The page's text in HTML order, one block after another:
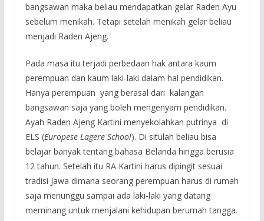
bangsawan maka beliau mendapatkan gelar Raden Ayu
sebelum menikah. Tetapi setelah menikah gelar beliau
menjadi Raden Ajeng.
Pada masa itu terjadi perbedaan hak antara kaum
perempuan dan kaum laki-laki dalam hal pendidikan.
Hanya perempuan yang berasal dari kalangan
bangsawan saja yang boleh mengenyam pendidikan.
Ayah Raden Ajeng Kartini menyekolahkan putrinya di
ELS (Europese Lagere School). Di situlah beliau bisa
belajar banyak tentang bahasa Belanda hingga berusia
12 tahun. Setelah itu RA Kartini harus dipingit sesuai
tradisi Jawa dimana seorang perempuan harus di rumah
saja menunggu sampai ada laki-laki yang datang
meminang untuk menjalani kehidupan berumah tangga.